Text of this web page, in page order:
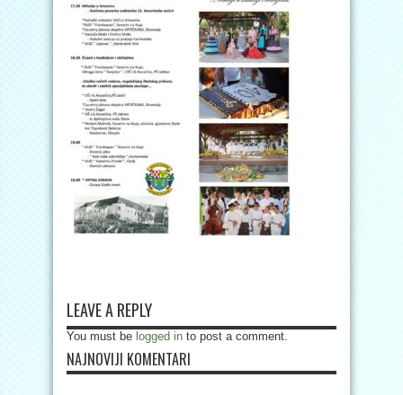
LEAVE A REPLY
You must be logged in to post a comment.
NAJNOVIJI KOMENTARI